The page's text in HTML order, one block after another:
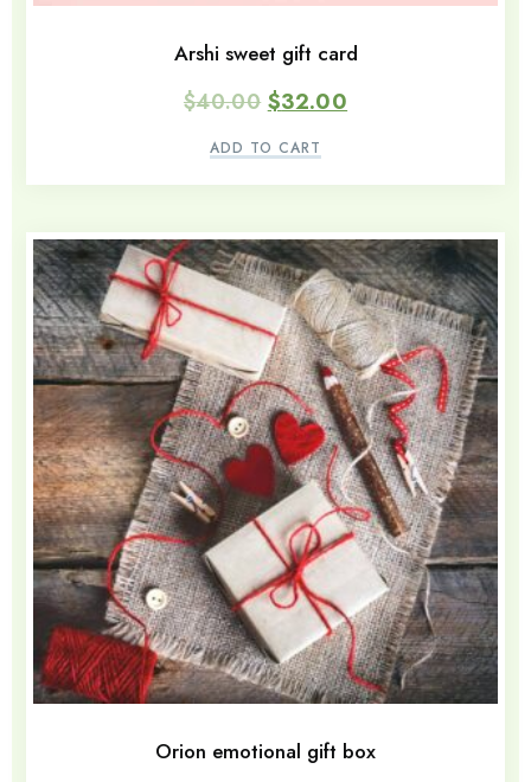
Arshi sweet gift card
$40.00 $32.00
ADD TO CART
Orion emotional gift box